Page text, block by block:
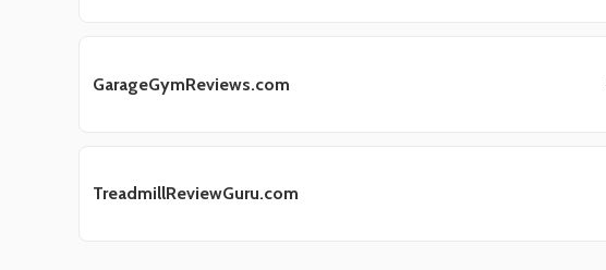
GarageGymReviews.com
TreadmillReviewGuru.com